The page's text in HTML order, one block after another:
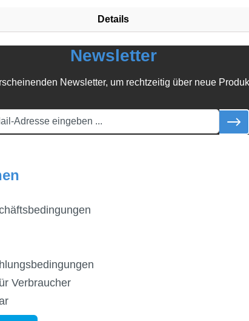
Details
Newsletter
Newsletter, um rechtzeitig über neue
Verbraucher